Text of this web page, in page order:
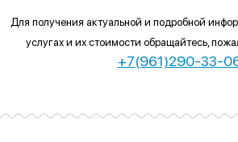
Для получения актуальной и подробной
услугах и их стоимости обращайтесь,
+7(961)290-33-